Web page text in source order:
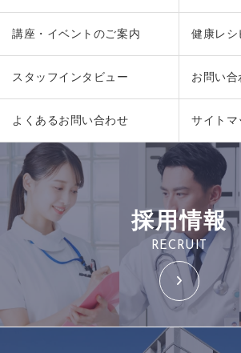
講座・イベントのご案内 健康レシ
スタッフインタビュー お問い合
よくあるお問い合わせ サイトマ
採用情報
RECRUIT